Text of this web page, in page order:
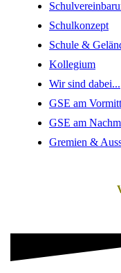
Schulkonzept
Schule &
Kollegium
Wir sind dabei...
GSE am
GSE am
Gremien &